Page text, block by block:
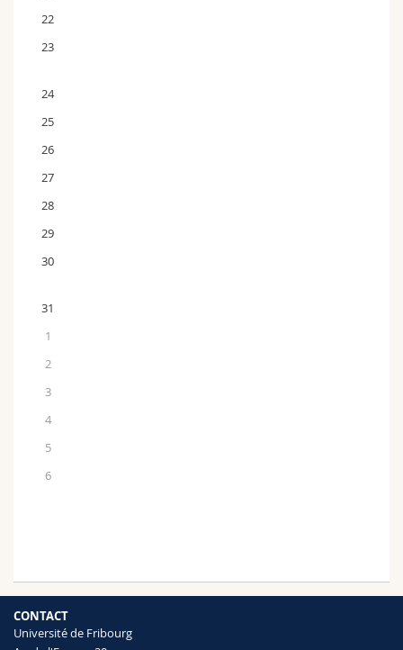
22
23
24
25
26
27
28
29
30
31
1
2
3
4
5
6
CONTACT
Université de Fribourg